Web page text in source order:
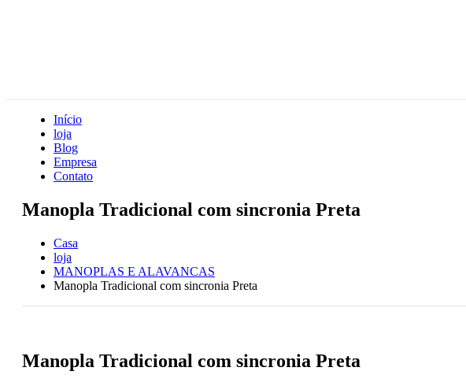
Início
loja
Blog
Empresa
Contato
Manopla Tradicional com sincronia Preta
Casa
loja
MANOPLAS E ALAVANCAS
Manopla Tradicional com sincronia Preta
Manopla Tradicional com sincronia Preta